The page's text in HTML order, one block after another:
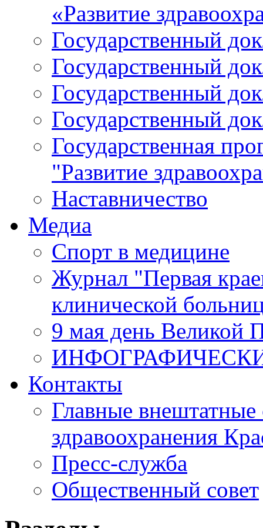
«Развитие
Государственный
Государственный
Государственный
Государственный
Государственная
"Развитие
Наставничество
Медиа
Спорт в медицине
Журнал "Первая
клинической
9 мая день Великой
Контакты
Главные внештатные
здравоохранения
Пресс-служба
Общественный совет